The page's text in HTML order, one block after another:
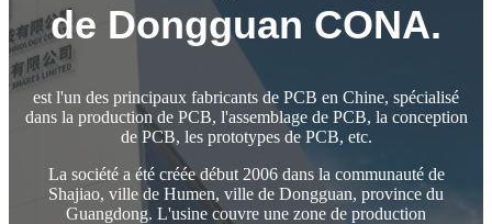
de Dongguan CONA.
est l'un des principaux fabricants de PCB en Chine, spécialisé
dans la production de PCB, l'assemblage de PCB, la conception
de PCB, les prototypes de PCB, etc.
La société a été créée début 2006 dans la communauté de
Shajiao, ville de Humen, ville de Dongguan, province du
Guangdong. L'usine couvre une zone de production